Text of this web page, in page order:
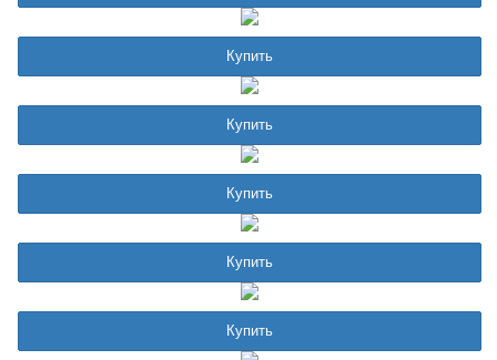
Купить
Купить
Купить
Купить
Купить